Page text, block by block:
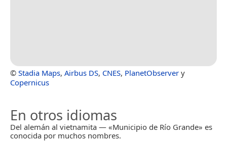
© Stadia Maps, Airbus DS, CNES, PlanetObserver y
Copernicus
En otros idiomas
Del alemán al vietnamita — «Municipio de Río Grande» es
conocida por muchos nombres.